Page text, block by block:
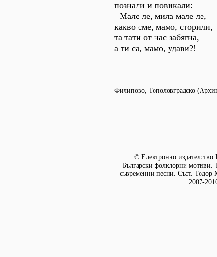
познали и повикали:
- Мале ле, мила мале ле,
какво сме, мамо, сторили,
та тати от нас забягна,
а ти са, мамо, удави?!
Филипово, Тополовградско
© Електронно издателство
Български фолклорни мотиви.
съвременни песни. Съст.
2007-